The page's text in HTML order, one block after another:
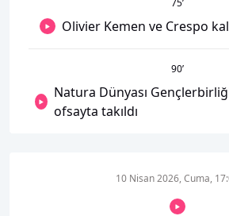
75’
Olivier Kemen ve Crespo
90’
Natura Dünyası
ofsayta takıldı
10 Nisan 2026, Cuma,